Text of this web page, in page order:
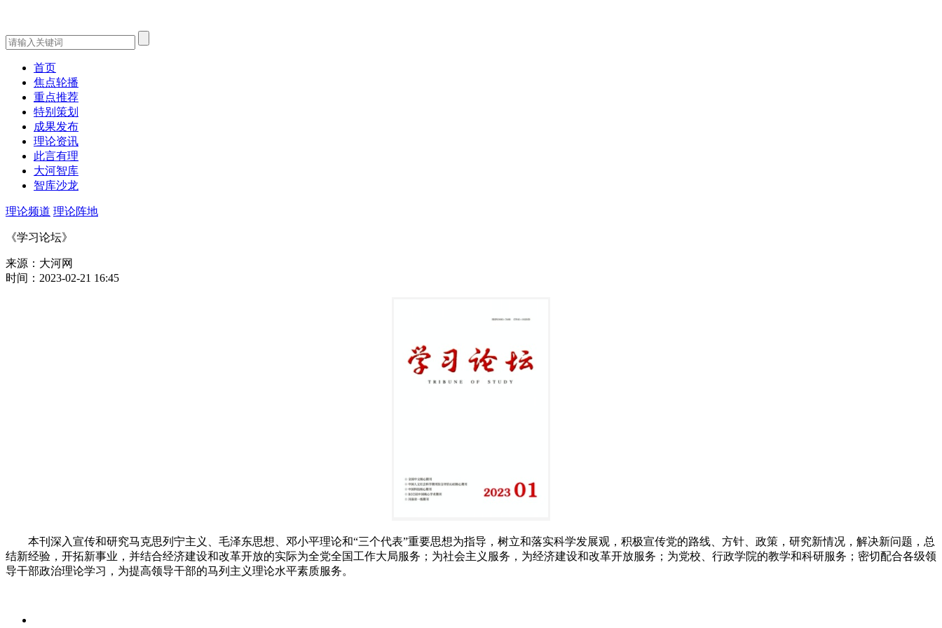
首页
焦点轮播
重点推荐
特别策划
成果发布
理论资讯
此言有理
大河智库
智库沙龙
理论频道 理论阵地
《学习论坛》
来源：大河网
时间：2023-02-21 16:45
本刊深入宣传和研究马克思列宁主义、毛泽东思想、邓小平理论和“三个代表”重要思想为指导，树立和落实科学发展观，积极宣传党的路线、方针、政策，研究新情况，解决新问题，总
结新经验，开拓新事业，并结合经济建设和改革开放的实际为全党全国工作大局服务；为社会主义服务，为经济建设和改革开放服务；为党校、行政学院的教学和科研服务；密切配合各级领
导干部政治理论学习，为提高领导干部的马列主义理论水平素质服务。